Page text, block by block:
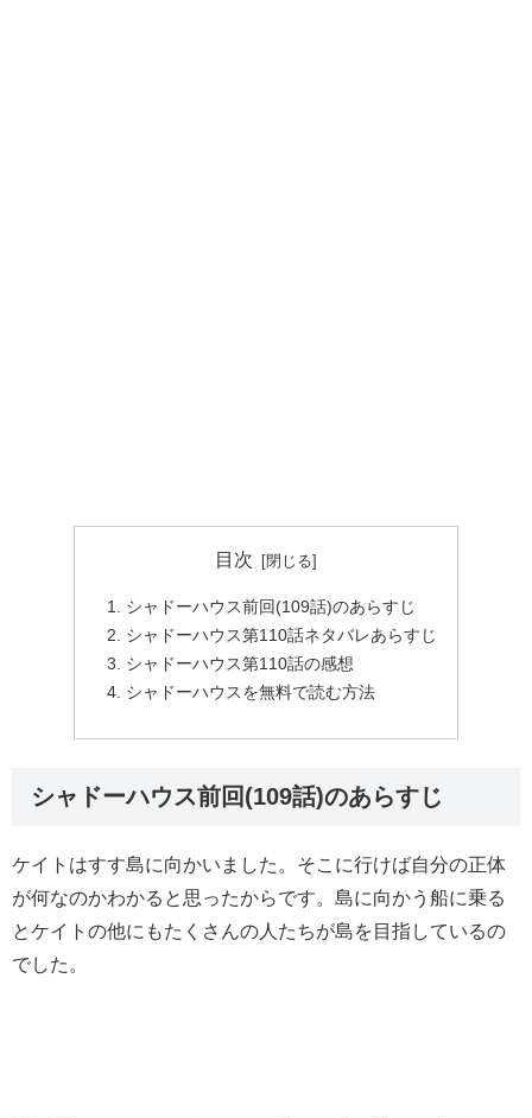
目次
シャドーハウス前回(109話)のあらすじ
シャドーハウス第110話ネタバレあらすじ
シャドーハウス第110話の感想
シャドーハウスを無料で読む方法
シャドーハウス前回(109話)のあらすじ
ケイトはすす島に向かいました。そこに行けば自分の正体
が何なのかわかると思ったからです。島に向かう船に乗る
とケイトの他にもたくさんの人たちが島を目指しているの
でした。